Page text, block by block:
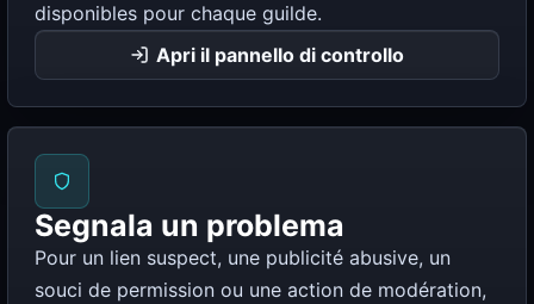
disponibles pour chaque guilde.
Apri il pannello di controllo
Segnala un problema
Pour un lien suspect, une publicité abusive, un
souci de permission ou une action de modération,